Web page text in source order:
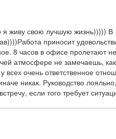
я живу свою лучшую жизнь))))) В
приносит
8 часов в офисе пролетают
атмосфере не замечаешь,
всех очень ответственное
никак. Руководство
если того требует